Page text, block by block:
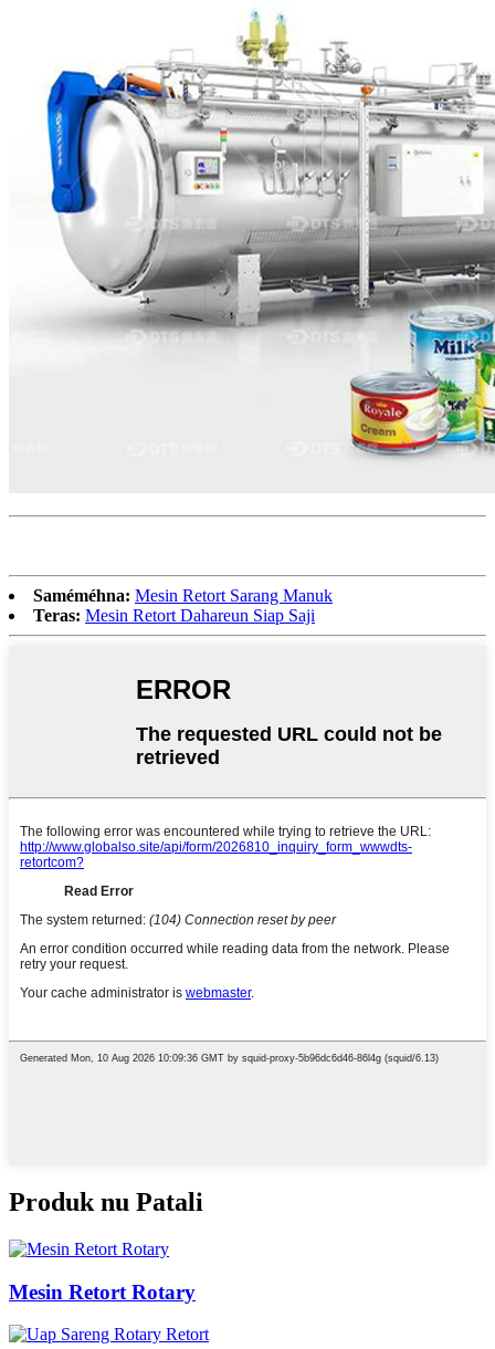
Saméméhna: Mesin Retort Sarang Manuk
Teras: Mesin Retort Dahareun Siap Saji
Produk nu Patali
Mesin Retort Rotary